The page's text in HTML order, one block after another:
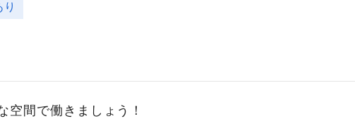
空間で働きましょう！